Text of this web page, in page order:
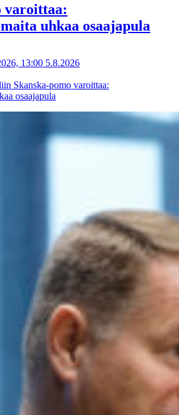
varoittaa:
uhkaa osaajapula
13:00 5.8.2026
Skanska-pomo varoittaa:
osaajapula